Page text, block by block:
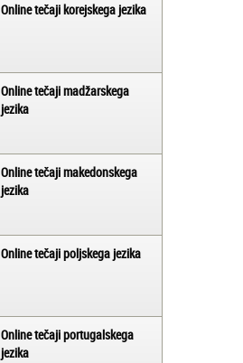
Online tečaji korejskega jezika
Online tečaji madžarskega
jezika
Online tečaji makedonskega
jezika
Online tečaji poljskega jezika
Online tečaji portugalskega
jezika